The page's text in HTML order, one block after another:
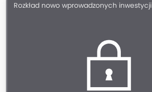
Rozkład nowo wprowadzonych inwestycji